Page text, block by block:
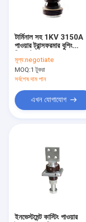
কারখানা ভ্রমণ
যোগাযোগ করুন
খবর
কেস
ট্রান্সফরমার পোরসেলান বুশিং
স্ব-নির্জলীকরণ শ্বাস
টার্মিনাল সহ 1KV 3150A
পাওয়ার ট্রান্সফরমার বুশিং
মূল্য:negotiate
MOQ:1 টুকরা
সর্বশেষ দাম পান
এখন যোগাযোগ
ইনভেস্টমেন্ট কাস্টিং পাওয়ার